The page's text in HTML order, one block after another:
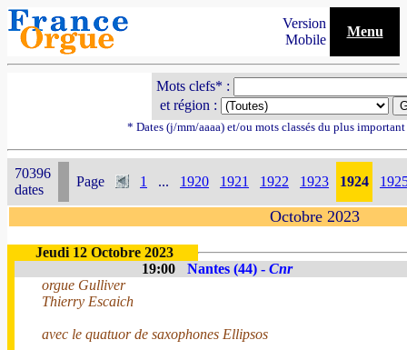
Version
Mobile
Menu
Mots clefs* :
et région :
* Dates (j/mm/aaaa) et/ou mots classés du plus
70396
dates
Page 1 ... 1920 1921 1922 1923 1924
Octobre 2023
Jeudi 12 Octobre 2023
19:00
Nantes (44) - Cnr
orgue Gulliver
Thierry Escaich
avec le quatuor de saxophones Ellipsos